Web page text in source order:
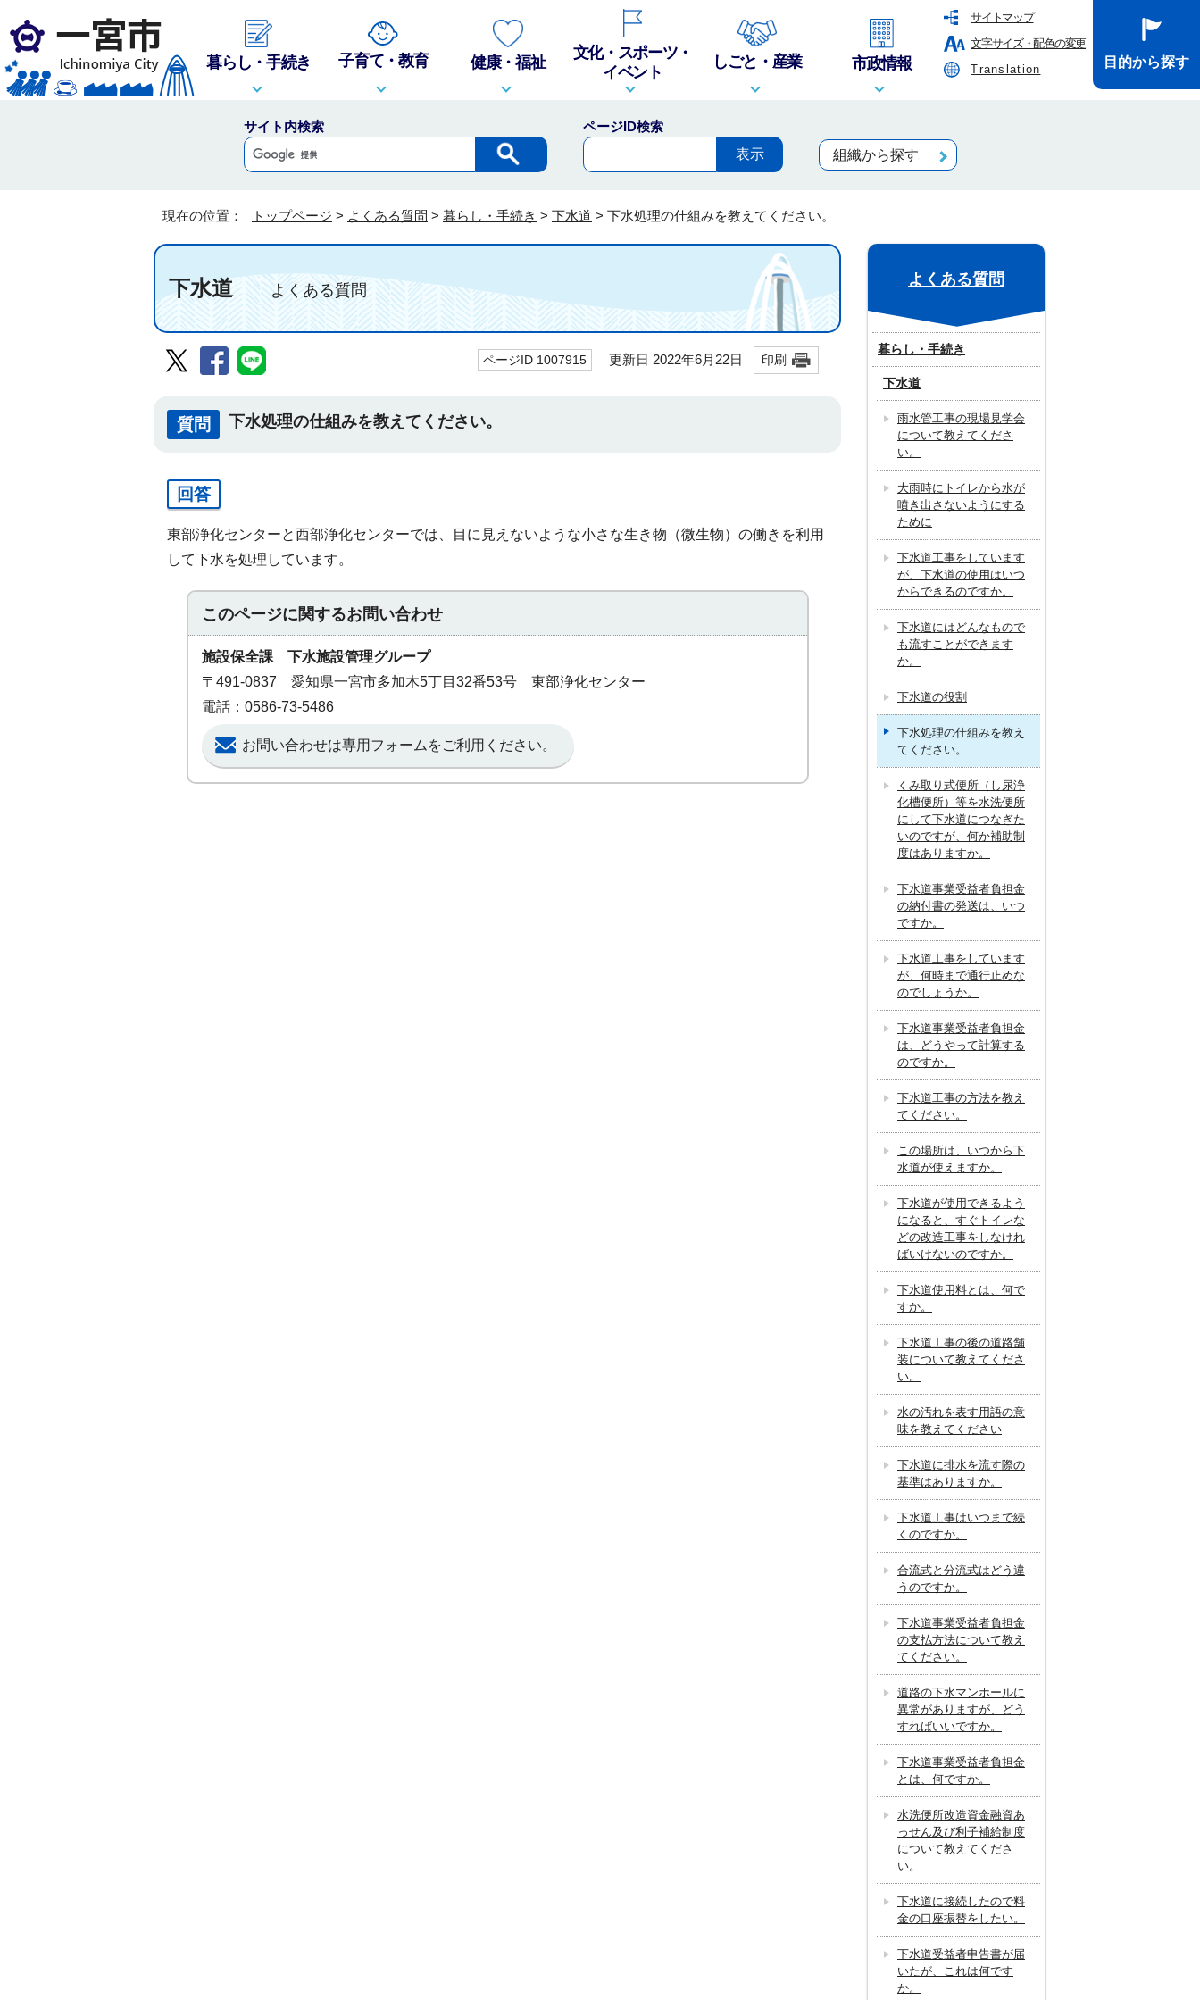
サイトマップ
文字サイズ・配色の変更
Translation
暮らし・手続き 子育て・教育 健康・福祉
文化・スポーツ・
イベント
しごと・産業 市政情報 目的から探す
サイト内検索
ページID検索
組織から探す
現在の位置： トップページ > よくある質問 > 暮らし・手続き > 下水道 > 下水処理の仕組みを教えてください。
下水道よくある質問
ページID 1007915 更新日 2022年6月22日 印刷
質問 下水処理の仕組みを教えてください。
回答
東部浄化センターと西部浄化センターでは、目に見えないような小さな生き物（微生物）の働きを利用
して下水を処理しています。
このページに関するお問い合わせ
施設保全課 下水施設管理グループ
〒491-0837 愛知県一宮市多加木5丁目32番53号 東部浄化センター
電話：0586-73-5486
お問い合わせは専用フォームをご利用ください。
よくある質問
暮らし・手続き
下水道
雨水管工事の現場見学会
について教えてくださ
い。
大雨時にトイレから水が
噴き出さないようにする
ために
下水道工事をしています
が、下水道の使用はいつ
からできるのですか。
下水道にはどんなもので
も流すことができます
か。
下水道の役割
下水処理の仕組みを教え
てください。
くみ取り式便所（し尿浄
化槽便所）等を水洗便所
にして下水道につなぎた
いのですが、何か補助制
度はありますか。
下水道事業受益者負担金
の納付書の発送は、いつ
ですか。
下水道工事をしています
が、何時まで通行止めな
のでしょうか。
下水道事業受益者負担金
は、どうやって計算する
のですか。
下水道工事の方法を教え
てください。
この場所は、いつから下
水道が使えますか。
下水道が使用できるよう
になると、すぐトイレな
どの改造工事をしなけれ
ばいけないのですか。
下水道使用料とは、何で
すか。
下水道工事の後の道路舗
装について教えてくださ
い。
水の汚れを表す用語の意
味を教えてください
下水道に排水を流す際の
基準はありますか。
下水道工事はいつまで続
くのですか。
合流式と分流式はどう違
うのですか。
下水道事業受益者負担金
の支払方法について教え
てください。
道路の下水マンホールに
異常がありますが、どう
すればいいですか。
下水道事業受益者負担金
とは、何ですか。
水洗便所改造資金融資あ
っせん及び利子補給制度
について教えてくださ
い。
下水道に接続したので料
金の口座振替をしたい。
下水道受益者申告書が届
いたが、これは何です
か。